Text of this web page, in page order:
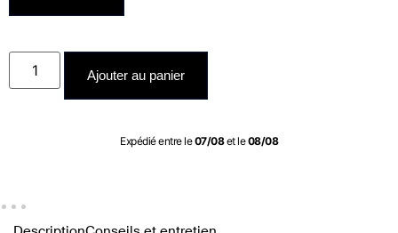
Ajouter au panier
Expédié entre le07/08et le08/08